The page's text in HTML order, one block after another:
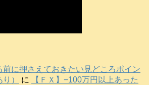
前に押さえておきたい見どころポイン
）
に
【ＦＸ】−100万円以上あった